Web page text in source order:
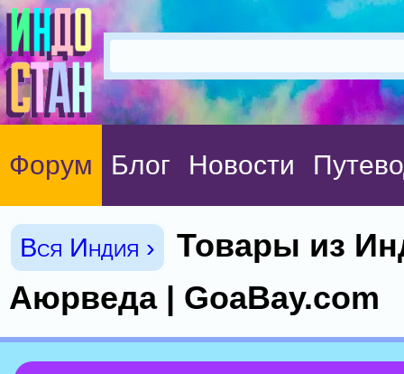
Форум Блог Новости
Вся Индия ›
Товары из
Аюрведа | GoaBay.com